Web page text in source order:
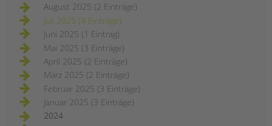
August 2025 (2 Einträge)
Juli 2025 (4 Einträge)
Juni 2025 (1 Eintrag)
Mai 2025 (3 Einträge)
April 2025 (2 Einträge)
März 2025 (2 Einträge)
Februar 2025 (3 Einträge)
Januar 2025 (3 Einträge)
2024